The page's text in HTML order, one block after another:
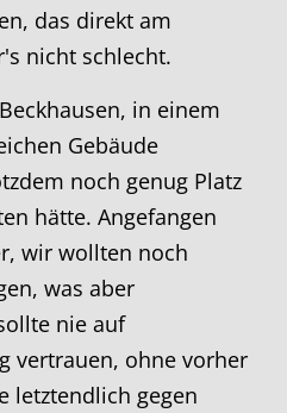
das direkt am
nicht schlecht.
in einem
Gebäude
noch genug Platz
hätte. Angefangen
wir wollten noch
was aber
nie auf
vertrauen, ohne vorher
letztendlich gegen